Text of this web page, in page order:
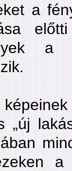
a
a
„új
a